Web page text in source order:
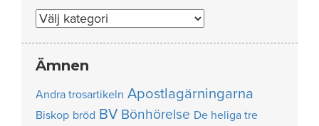
Nummer
Ämnen
Andra trosartikeln Apostlagärningarna
Biskop bröd BV Bönhörelse De heliga tre